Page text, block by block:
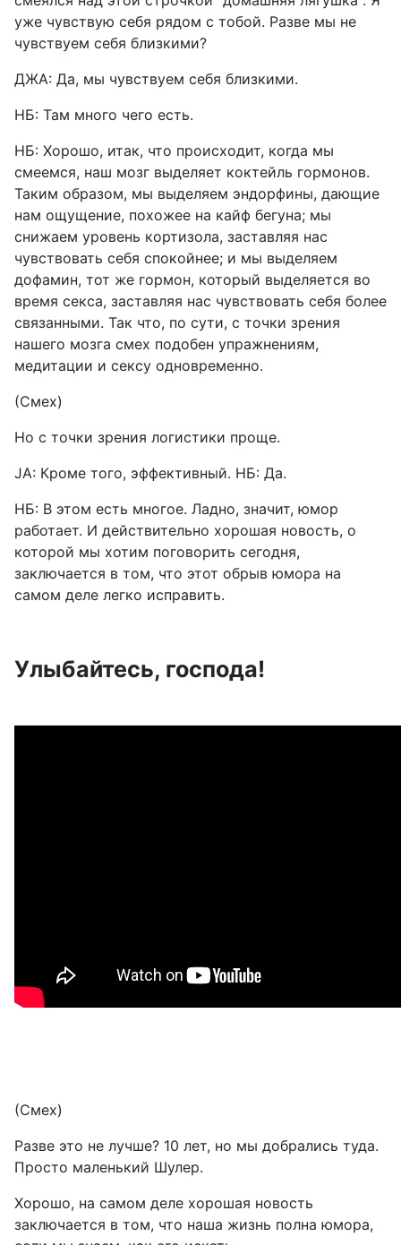
уже чувствую себя рядом с тобой. Разве мы не
чувствуем себя близкими?
ДЖА: Да, мы чувствуем себя близкими.
НБ: Там много чего есть.
НБ: Хорошо, итак, что происходит, когда мы
смеемся, наш мозг выделяет коктейль гормонов.
Таким образом, мы выделяем эндорфины, дающие
нам ощущение, похожее на кайф бегуна; мы
снижаем уровень кортизола, заставляя нас
чувствовать себя спокойнее; и мы выделяем
дофамин, тот же гормон, который выделяется во
время секса, заставляя нас чувствовать себя более
связанными. Так что, по сути, с точки зрения
нашего мозга смех подобен упражнениям,
медитации и сексу одновременно.
(Смех)
Но с точки зрения логистики проще.
JA: Кроме того, эффективный. НБ: Да.
НБ: В этом есть многое. Ладно, значит, юмор
работает. И действительно хорошая новость, о
которой мы хотим поговорить сегодня,
заключается в том, что этот обрыв юмора на
самом деле легко исправить.
Улыбайтесь, господа!
(Смех)
Разве это не лучше? 10 лет, но мы добрались туда.
Просто маленький Шулер.
Хорошо, на самом деле хорошая новость
заключается в том, что наша жизнь полна юмора,